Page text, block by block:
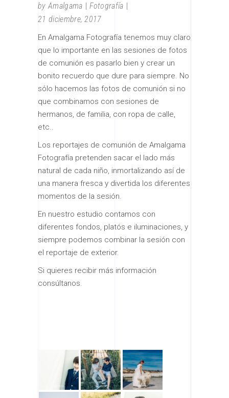
byAmalgama
Fotografía
21 diciembre, 2017
En Amalgama Fotografía tenemos muy claro
que lo importante en las sesiones de fotos
de comunión es pasarlo bien y crear un
bonito recuerdo que dure para siempre. No
sólo hacemos las fotos de comunión si no
que combinamos con sesiones de
hermanos, de familia, con ropa de calle,
etc..
Los reportajes de comunión de Amalgama
Fotografía pretenden sacar el lado más
natural de cada niño, inmortalizando así de
una manera fresca y divertida los diferentes
momentos de la sesión.
En nuestro estudio contamos con
diferentes fondos, platós e iluminaciones, y
siempre podemos combinar la sesión con
el reportaje de exterior.
Si quieres recibir más información
consúltanos.